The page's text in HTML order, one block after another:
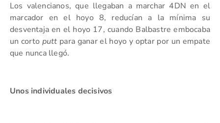
Los valencianos, que llegaban a marchar 4DN en el
marcador en el hoyo 8, reducían a la mínima su
desventaja en el hoyo 17, cuando Balbastre embocaba
un corto putt para ganar el hoyo y optar por un empate
que nunca llegó.
Unos individuales decisivos